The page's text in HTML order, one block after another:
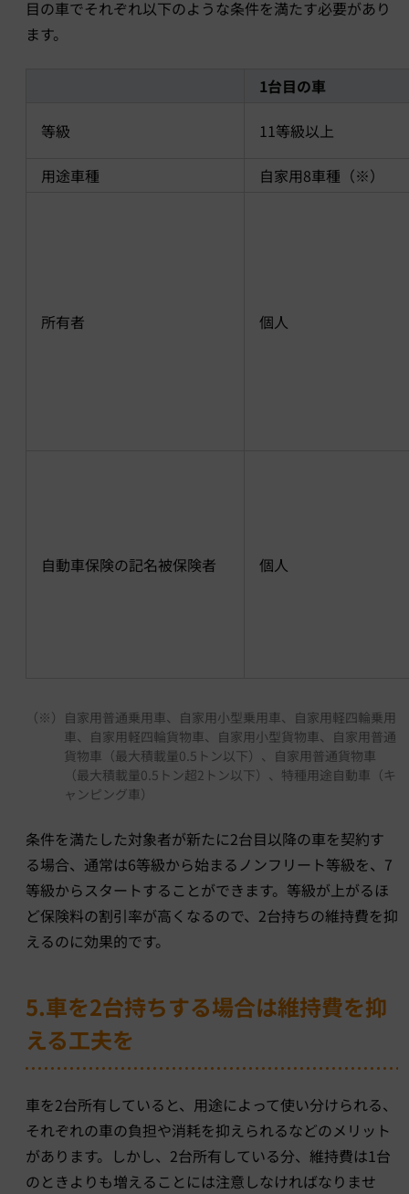
目の車でそれぞれ以下のような条件を満たす必要があり
ます。
1台目の車
等級 11等級以上
用途車種 自家用8車種（※）
所有者 個人
自動車保険の記名被保険者 個人
（※） 自家用普通乗用車、自家用小型乗用車、自家用軽四輪乗用
車、自家用軽四輪貨物車、自家用小型貨物車、自家用普通
貨物車（最大積載量0.5トン以下）、自家用普通貨物車
（最大積載量0.5トン超2トン以下）、特種用途自動車（キ
ャンピング車）
条件を満たした対象者が新たに2台目以降の車を契約す
る場合、通常は6等級から始まるノンフリート等級を、7
等級からスタートすることができます。等級が上がるほ
ど保険料の割引率が高くなるので、2台持ちの維持費を抑
えるのに効果的です。
5.車を2台持ちする場合は維持費を抑
える工夫を
車を2台所有していると、用途によって使い分けられる、
それぞれの車の負担や消耗を抑えられるなどのメリット
があります。しかし、2台所有している分、維持費は1台
のときよりも増えることには注意しなければなりませ